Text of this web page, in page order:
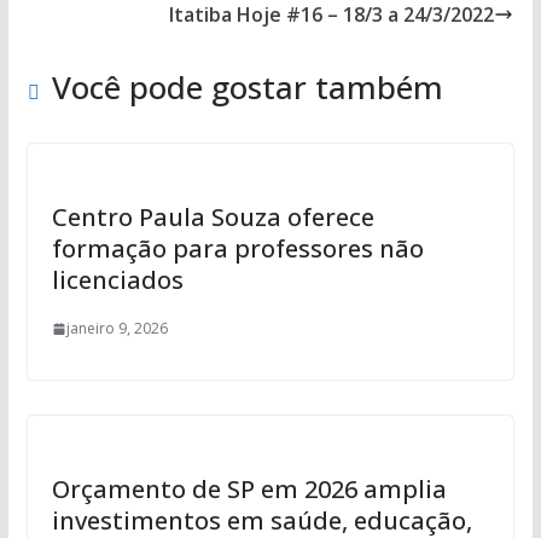
Itatiba Hoje #16 – 18/3 a 24/3/2022
Você pode gostar também
Centro Paula Souza oferece
formação para professores não
licenciados
janeiro 9, 2026
Orçamento de SP em 2026 amplia
investimentos em saúde, educação,